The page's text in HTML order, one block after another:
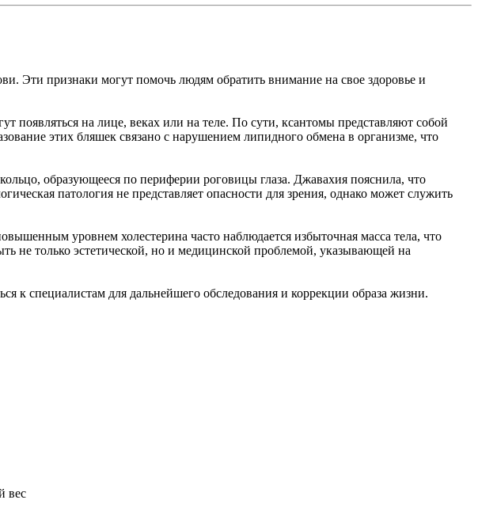
Эти признаки могут помочь людям обратить внимание на свое здоровье и
на лице, веках или на теле. По сути, ксантомы представляют собой
этих бляшек связано с нарушением липидного обмена в организме, что
образующееся по периферии роговицы глаза. Джавахия пояснила, что
патология не представляет опасности для зрения, однако может служить
уровнем холестерина часто наблюдается избыточная масса тела, что
не только эстетической, но и медицинской проблемой, указывающей на
к специалистам для дальнейшего обследования и коррекции образа жизни.
вес